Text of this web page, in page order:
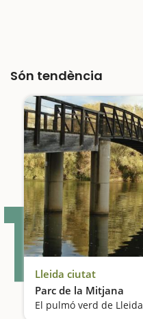
Són tendència
1 Lleida ciutat
Parc de la Mitjana
El pulmó verd de Lleida